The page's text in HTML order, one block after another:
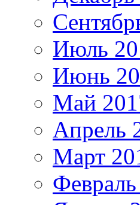
Июль
Июнь
Май
Апрель
Март